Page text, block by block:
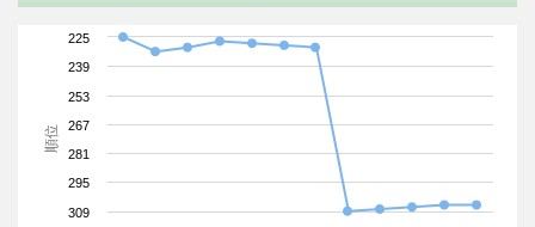
順位
225
239
253
267
281
295
309